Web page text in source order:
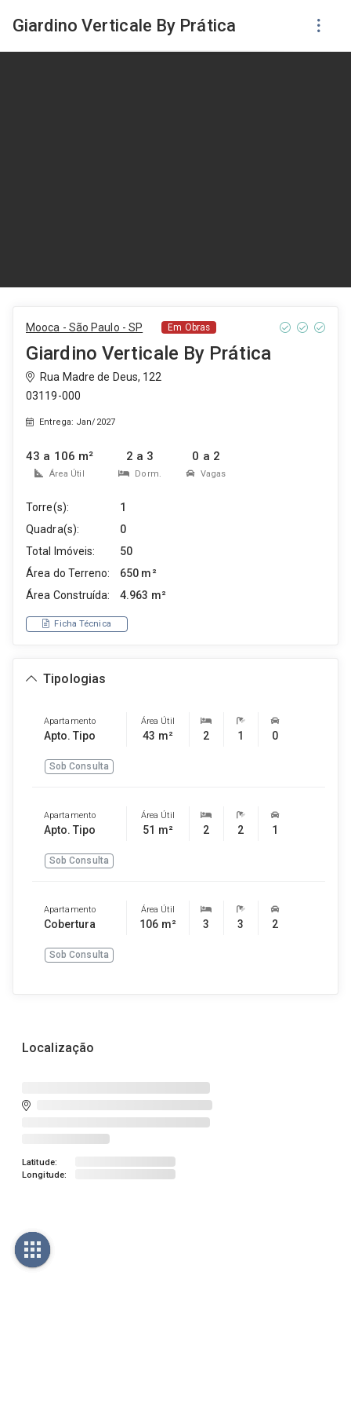
Giardino Verticale By Prática
Mooca - São Paulo - SP Em Obras
Giardino Verticale By Prática
Rua Madre de Deus, 122
03119-000
Entrega: Jan/2027
43 a 106 m²
Área Útil
2 a 3
Dorm.
0 a 2
Vagas
Torre(s):
1
Quadra(s):
0
Total Imóveis:
50
Área do Terreno:
650 m²
Área Construída:
4.963 m²
Ficha Técnica
Tipologias
Apartamento
Apto. Tipo
Área Útil
43 m² 2 1 0
Sob Consulta
Apartamento
Apto. Tipo
Área Útil
51 m² 2 2 1
Sob Consulta
Apartamento
Cobertura
Área Útil
106 m² 3 3 2
Sob Consulta
Localização
Latitude:
Longitude: